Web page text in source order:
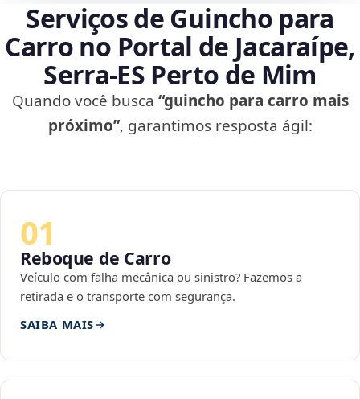
Serviços de Guincho para
Carro no Portal de Jacaraípe,
Serra‑ES Perto de Mim
Quando você busca “guincho para carro mais
próximo”, garantimos resposta ágil:
01
Reboque de Carro
Veículo com falha mecânica ou sinistro? Fazemos a
retirada e o transporte com segurança.
SAIBA MAIS